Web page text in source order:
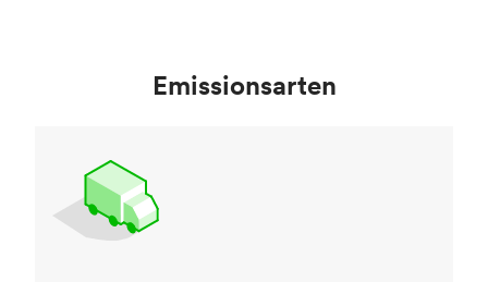
Emissionsarten